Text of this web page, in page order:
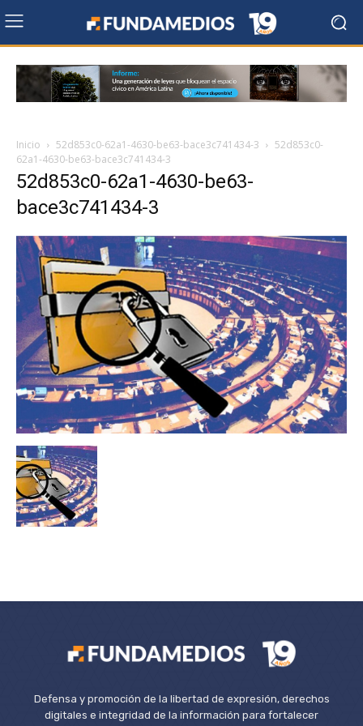
Inicio 52d853c0-62a1-4630-be63-bace3c741434-3
52d853c0-
62a1-4630-be63-bace3c741434-3
52d853c0-62a1-4630-be63-
bace3c741434-3
Defensa y promoción de la libertad de expresión, derechos
digitales e integridad de la información para fortalecer